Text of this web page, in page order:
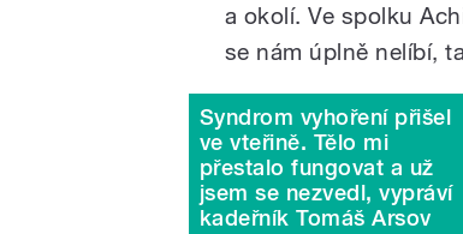
a okolí. Ve spolku
se nám úplně nelíbí,
Syndrom vyhoření přišel
ve vteřině. Tělo mi
přestalo fungovat a už
jsem se nezvedl, vypráví
kadeřník Tomáš Arsov